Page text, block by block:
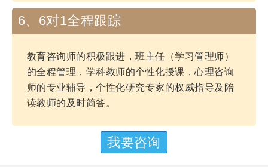
6、6对1全程跟踪
教育咨询师的积极跟进，班主任（学习管理师）
的全程管理，学科教师的个性化授课，心理咨询
师的专业辅导，个性化研究专家的权威指导及陪
读教师的及时简答。
我要咨询